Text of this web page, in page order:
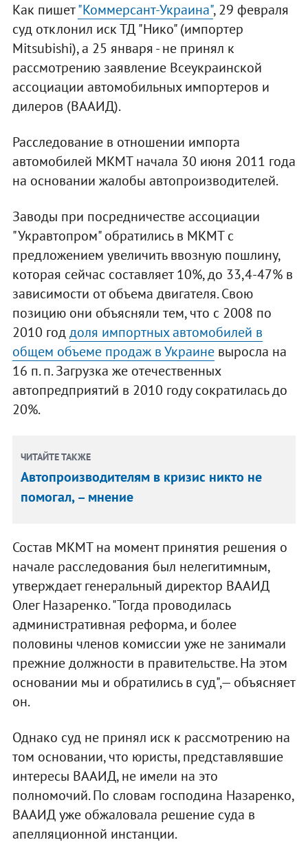
Как пишет"Коммерсант-Украина", 29 февраля
суд отклонил иск ТД "Нико" (импортер
Mitsubishi), а 25 января - не принял к
рассмотрению заявление Всеукраинской
ассоциации автомобильных импортеров и
дилеров (ВААИД).
Расследование в отношении импорта
автомобилей МКМТ начала 30 июня 2011 года
на основании жалобы автопроизводителей.
Заводы при посредничестве ассоциации
"Укравтопром" обратились в МКМТ с
предложением увеличить ввозную пошлину,
которая сейчас составляет 10%, до 33,4-47% в
зависимости от объема двигателя. Свою
позицию они объясняли тем, что с 2008 по
2010 годдоля импортных автомобилей в
общем объеме продаж в Украиневыросла на
16 п. п. Загрузка же отечественных
автопредприятий в 2010 году сократилась до
20%.
ЧИТАЙТЕ ТАКЖЕ
Автопроизводителям в кризис никто не
помогал, – мнение
Состав МКМТ на момент принятия решения о
начале расследования был нелегитимным,
утверждает генеральный директор ВААИД
Олег Назаренко. "Тогда проводилась
административная реформа, и более
половины членов комиссии уже не занимали
прежние должности в правительстве. На этом
основании мы и обратились в суд",— объясняет
он.
Однако суд не принял иск к рассмотрению на
том основании, что юристы, представлявшие
интересы ВААИД, не имели на это
полномочий. По словам господина Назаренко,
ВААИД уже обжаловала решение суда в
апелляционной инстанции.